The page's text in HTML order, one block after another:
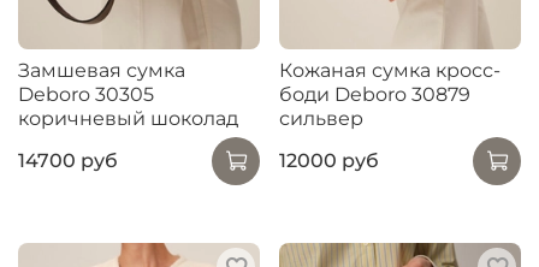
Замшевая сумка
Deboro 30305
коричневый шоколад
14700 руб
Кожаная сумка кросс-
боди Deboro 30879
сильвер
12000 руб